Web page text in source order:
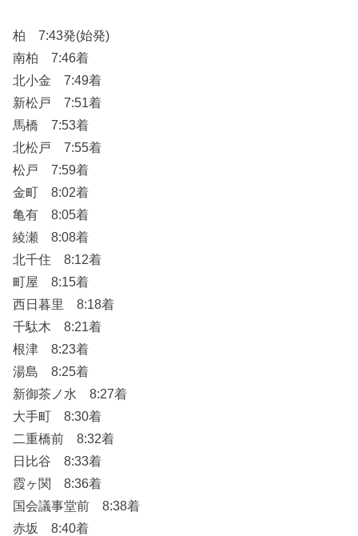
柏 7:43発(始発)
南柏 7:46着
北小金 7:49着
新松戸 7:51着
馬橋 7:53着
北松戸 7:55着
松戸 7:59着
金町 8:02着
亀有 8:05着
綾瀬 8:08着
北千住 8:12着
町屋 8:15着
西日暮里 8:18着
千駄木 8:21着
根津 8:23着
湯島 8:25着
新御茶ノ水 8:27着
大手町 8:30着
二重橋前 8:32着
日比谷 8:33着
霞ヶ関 8:36着
国会議事堂前 8:38着
赤坂 8:40着